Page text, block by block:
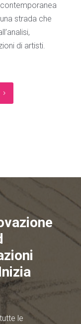
strada che
di artisti.
le